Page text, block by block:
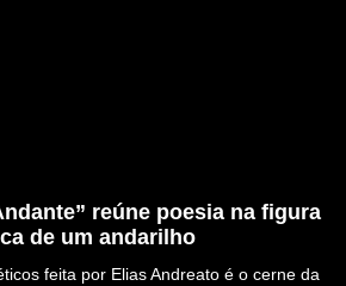
reúne poesia na figura
de um andarilho
feita por Elias Andreato é o cerne da